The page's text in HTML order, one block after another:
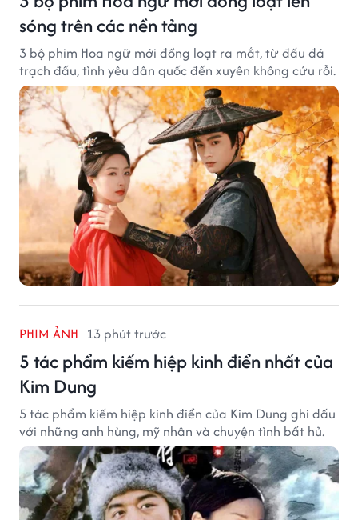
sóng trên các nền tảng
3 bộ phim Hoa ngữ mới đồng loạt ra mắt, từ đấu đá
trạch đấu, tình yêu dân quốc đến xuyên không cứu rỗi.
PHIM ẢNH 13 phút trước
5 tác phẩm kiếm hiệp kinh điển nhất của
Kim Dung
5 tác phẩm kiếm hiệp kinh điển của Kim Dung ghi dấu
với những anh hùng, mỹ nhân và chuyện tình bất hủ.